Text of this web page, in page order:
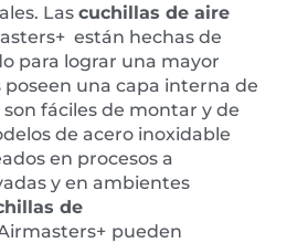
Lascuchillas de aire
están hechas de
para lograr una mayor
una capa interna de
fáciles de montar y de
de acero inoxidable
en procesos a
y en ambientes
de
pueden